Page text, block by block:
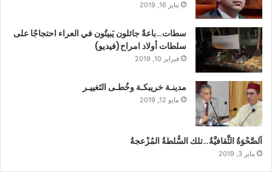
يناير 16, 2019
سطات…باعةٌ جائلون يَبيتُون في العراء احتجاجًا على
سلطات أولاد امراح(فيديو)
فبراير 10, 2019
مدينـة خريبكـة وخُطـى التَغييـر
مايو 12, 2019
اَلصَّحْوَةُ الثَّقافيَّةُ…تلك السُّلطةُ المُزْعجةُ
يناير 3, 2019